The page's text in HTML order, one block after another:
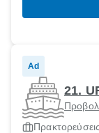
Ad
21.